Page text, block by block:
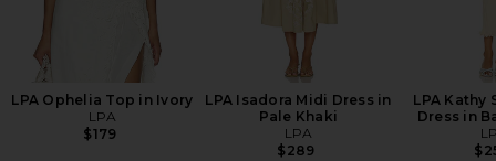
LPA Ophelia Top in Ivory
LPA
$179
LPA Isadora Midi Dress in
Pale Khaki
LPA
$289
LPA Kathy
Dress in